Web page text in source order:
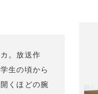
。放送作
生の頃から
くほどの腕